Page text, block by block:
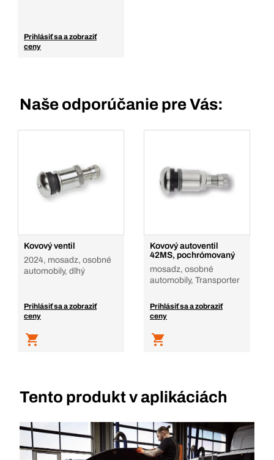
Prihlásiť sa a zobraziť
ceny
Naše odporúčanie pre Vás:
Kovový ventil
2024, mosadz, osobné
automobily, dlhý
Prihlásiť sa a zobraziť
ceny
Kovový autoventil
42MS, pochrómovaný
mosadz, osobné
automobily, Transporter
Prihlásiť sa a zobraziť
ceny
Tento produkt v aplikáciách